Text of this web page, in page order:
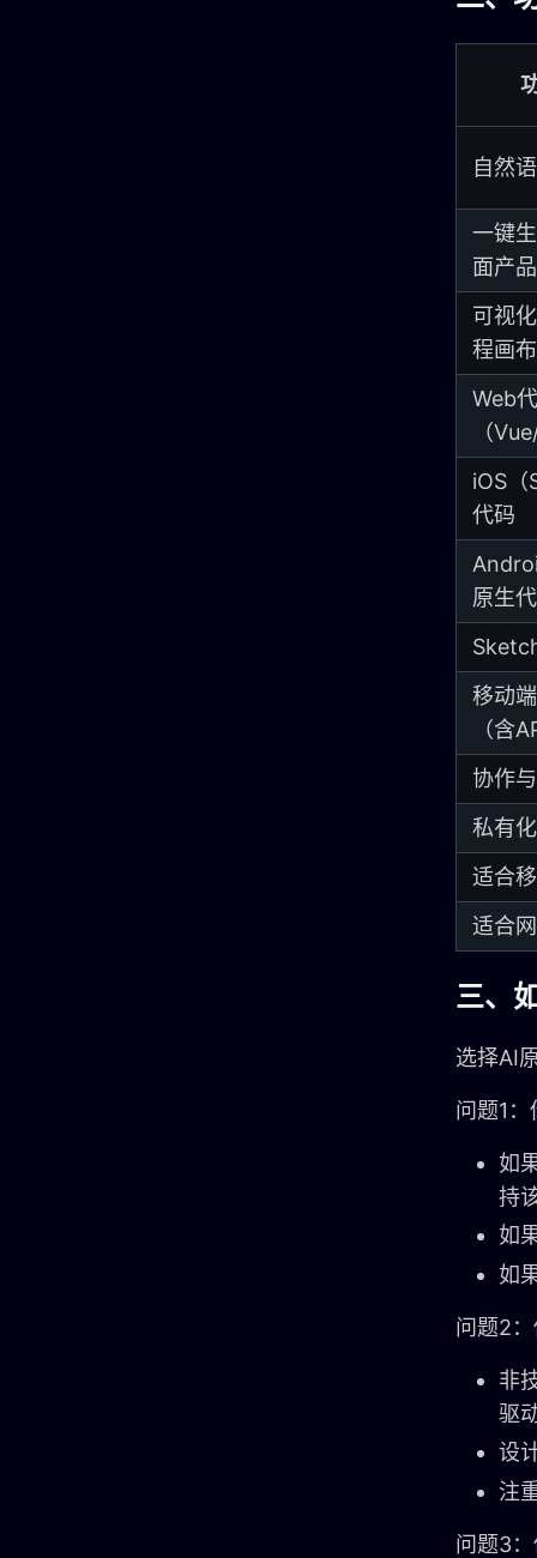
自然
一键
面产品
可视
程画布
Web
（
iOS
代码
原生
移动
（含
协作
私有
适合
适合
三、
选择AI
问题1
如
持
如
如
问题2
非
驱
设
注
问题3